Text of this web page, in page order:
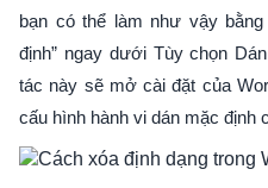
bạn có thể làm như vậy
định” ngay dưới Tùy chọn
tác này sẽ mở cài đặt của
cấu hình hành vi dán mặc định